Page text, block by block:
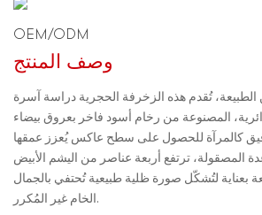
OEM/ODM
وصف المنتج
تُقدم هذه الزخرفة الحجرية دراسة آسرة
المصنوعة من رخام أسود فاخر بعروق بيضاء
كالمرآة للحصول على سطح عاكس يُعزز عمقها
المصقولة، ترتفع أربعة عناصر من اليشم الأبيض
بعناية لتُشكّل صورة ظلية طبيعية تُحتفي بالجمال
الخام غير المُكرر.